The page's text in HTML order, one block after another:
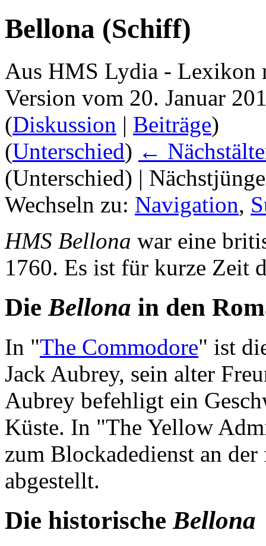
Bellona (Schiff)
Aus HMS Lydia - Lexikon
Version vom 20. Januar
(Diskussion | Beiträge)
(Unterschied) ←
(Unterschied) |
Wechseln zu: Navigation,
HMS Bellona war eine
1760. Es ist für kurze Zeit
DieBellona in den
In "The Commodore" ist
Jack Aubrey, sein alter
Aubrey befehligt ein
Küste. In "The Yellow
zum Blockadedienst an
abgestellt.
Die historischeBellona